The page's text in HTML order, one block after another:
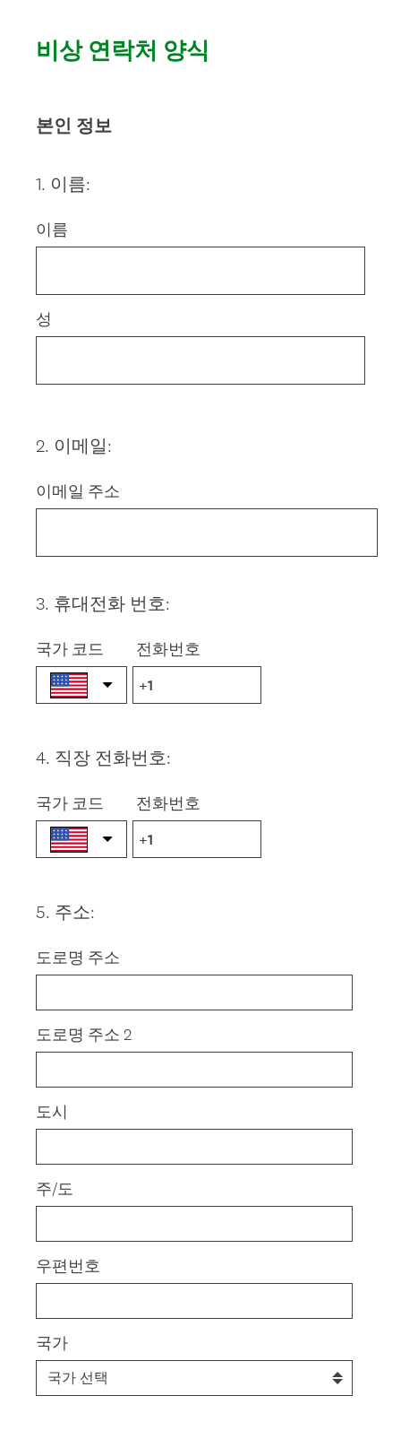
비상 연락처 양식
본인 정보
Question
1. 이름:
이름
성
Question
2. 이메일:
이메일 주소
Question
3. 휴대전화 번호:
국가 코드 전화번호
Question
4. 직장 전화번호:
국가 코드 전화번호
Question
5. 주소:
도로명 주소
도로명 주소 2
도시
주/도
우편번호
국가